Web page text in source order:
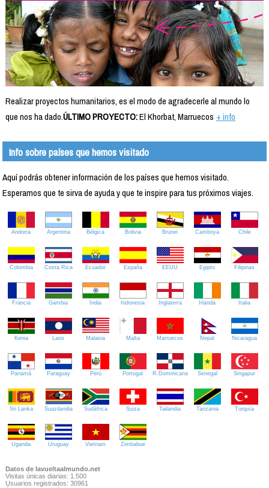
Realizar proyectos humanitarios, es el modo de agradecerle al mundo lo
que nos ha dado.ÚLTIMO PROYECTO:El Khorbat, Marruecos + info
Info sobre países que hemos visitado
Aquí podrás obtener información de los países que hemos visitado.
Esperamos que te sirva de ayuda y que te inspire para tus próximos viajes.
Andorra Argentina Bélgica Bolivia Brunei Camboya Chile
Colombia Costa Rica Ecuador España EEUU Egipto Filipinas
Francia Gambia India Indonesia Inglaterra Irlanda Italia
Kenia Laos Malasia Malta Marruecos Nepal Nicaragua
Panamá Paraguay Perú Portugal R.Dominicana Senegal Singapur
Sri Lanka Suazilandia Sudáfrica Suiza Tailandia Tanzania Turquía
Uganda Uruguay Vietnam Zimbabue
Datos de lavueltaalmundo.net
Visitas únicas diarias: 1.500
Usuarios registrados: 30961